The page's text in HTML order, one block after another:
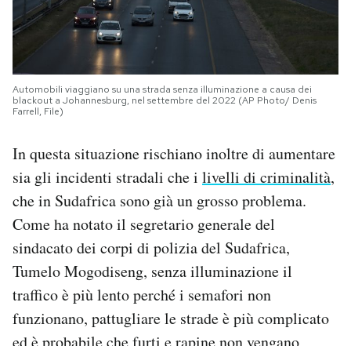
Automobili viaggiano su una strada senza illuminazione a causa dei
blackout a Johannesburg, nel settembre del 2022 (AP Photo/ Denis
Farrell, File)
In questa situazione rischiano inoltre di aumentare
sia gli incidenti stradali che i livelli di criminalità,
che in Sudafrica sono già un grosso problema.
Come ha notato il segretario generale del
sindacato dei corpi di polizia del Sudafrica,
Tumelo Mogodiseng, senza illuminazione il
traffico è più lento perché i semafori non
funzionano, pattugliare le strade è più complicato